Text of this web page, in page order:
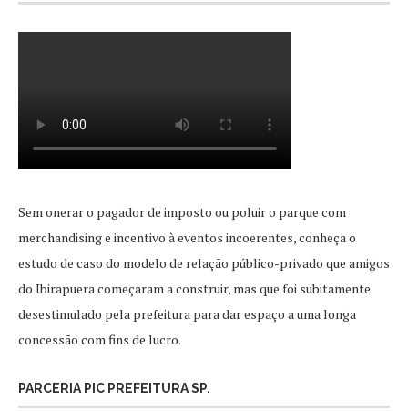
Sem onerar o pagador de imposto ou poluir o parque com
merchandising e incentivo à eventos incoerentes, conheça o
estudo de caso do modelo de relação público-privado que amigos
do Ibirapuera começaram a construir, mas que foi subitamente
desestimulado pela prefeitura para dar espaço a uma longa
concessão com fins de lucro.
PARCERIA PIC PREFEITURA SP.